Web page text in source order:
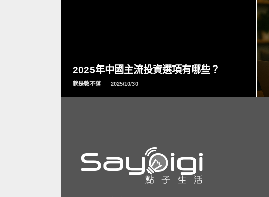
2025年中國主流投資選項有哪些？
就是教不落 2025/10/30